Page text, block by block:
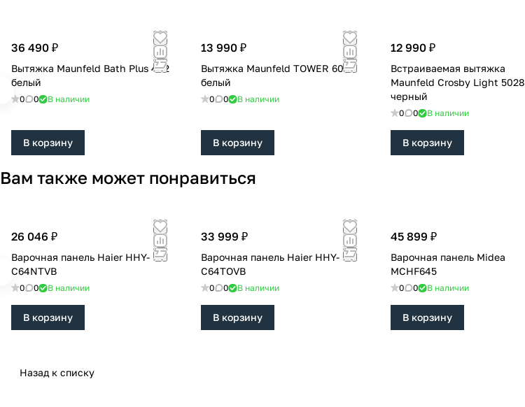
36 490 ₽
Вытяжка Maunfeld Bath Plus 402
белый
0 0 В наличии
В корзину
13 990 ₽
Вытяжка Maunfeld TOWER 60
белый
0 0 В наличии
В корзину
12 990 ₽
Встраиваемая вытяжка
Maunfeld Crosby Light 5028
черный
0 0 В наличии
В корзину
Вам также может понравиться
26 046 ₽
Варочная панель Haier HHY-
C64NTVB
0 0 В наличии
В корзину
33 999 ₽
Варочная панель Haier HHY-
C64TOVB
0 0 В наличии
В корзину
45 899 ₽
Варочная панель Midea
MCHF645
0 0 В наличии
В корзину
Назад к списку